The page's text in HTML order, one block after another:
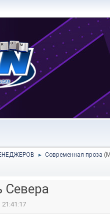
► Современная проза
Севера